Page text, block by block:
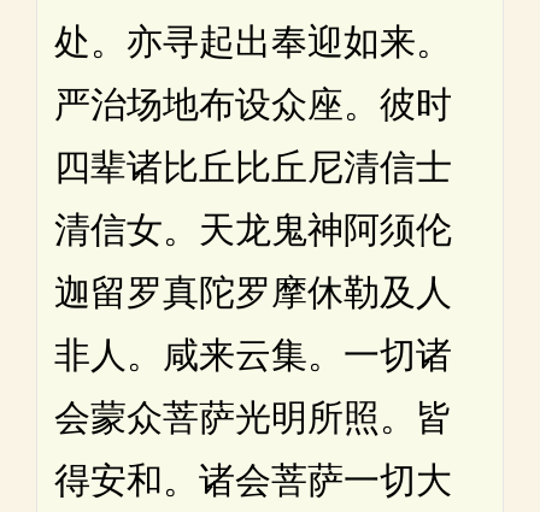
处。亦寻起出奉迎如来。
严治场地布设众座。彼时
四辈诸比丘比丘尼清信士
清信女。天龙鬼神阿须伦
迦留罗真陀罗摩休勒及人
非人。咸来云集。一切诸
会蒙众菩萨光明所照。皆
得安和。诸会菩萨一切大